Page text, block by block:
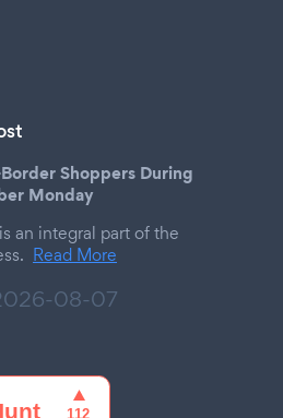
Shoppers During
Monday
an integral part of the
Read More
08-07